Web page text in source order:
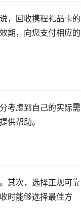
，回收携程礼品卡的
期，向您支付相应的
考虑到自己的实际需
供帮助。
其次，选择正规可靠
时能够选择最佳方